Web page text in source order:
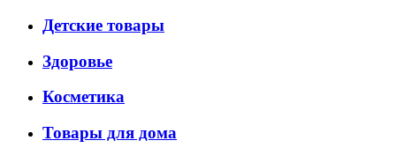
Детские товары
Здоровье
Косметика
Товары для дома